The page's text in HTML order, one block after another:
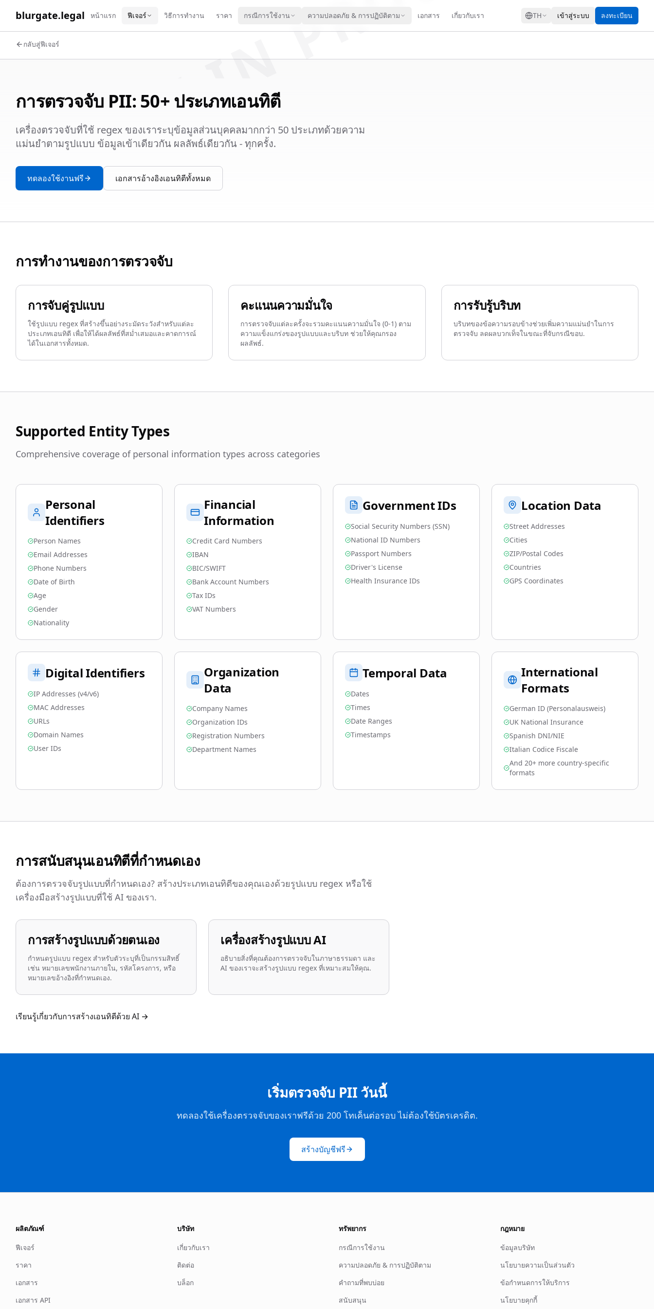
blurgate.legal หน้าแรก ฟีเจอร์ วิธีการทำงาน ราคา กรณีการใช้งาน ความปลอดภัย & การปฏิบัติตาม เอกสาร เกี่ยวกับเรา TH เข้าสู่ระบบ ลงทะเบียน
กลับสู่ฟีเจอร์
การตรวจจับ PII: 50+ ประเภทเอนทิตี
เครื่องตรวจจับที่ใช้ regex ของเราระบุข้อมูลส่วนบุคคลมากกว่า 50 ประเภทด้วยความ
แม่นยำตามรูปแบบ ข้อมูลเข้าเดียวกัน ผลลัพธ์เดียวกัน - ทุกครั้ง.
ทดลองใช้งานฟรี เอกสารอ้างอิงเอนทิตีทั้งหมด
การทำงานของการตรวจจับ
การจับคู่รูปแบบ
ใช้รูปแบบ regex ที่สร้างขึ้นอย่างระมัดระวังสำหรับแต่ละ
ประเภทเอนทิตี เพื่อให้ได้ผลลัพธ์ที่สม่ำเสมอและคาดการณ์
ได้ในเอกสารทั้งหมด.
คะแนนความมั่นใจ
การตรวจจับแต่ละครั้งจะรวมคะแนนความมั่นใจ (0-1) ตาม
ความแข็งแกร่งของรูปแบบและบริบท ช่วยให้คุณกรอง
ผลลัพธ์.
การรับรู้บริบท
บริบทของข้อความรอบข้างช่วยเพิ่มความแม่นยำในการ
ตรวจจับ ลดผลบวกเท็จในขณะที่จับกรณีขอบ.
Supported Entity Types
Comprehensive coverage of personal information types across categories
Personal
Identifiers
Person Names
Email Addresses
Phone Numbers
Date of Birth
Age
Gender
Nationality
Financial
Information
Credit Card Numbers
IBAN
BIC/SWIFT
Bank Account Numbers
Tax IDs
VAT Numbers
Government IDs
Social Security Numbers (SSN)
National ID Numbers
Passport Numbers
Driver's License
Health Insurance IDs
Location Data
Street Addresses
Cities
ZIP/Postal Codes
Countries
GPS Coordinates
Digital Identifiers
IP Addresses (v4/v6)
MAC Addresses
URLs
Domain Names
User IDs
Organization
Data
Company Names
Organization IDs
Registration Numbers
Department Names
Temporal Data
Dates
Times
Date Ranges
Timestamps
International
Formats
German ID (Personalausweis)
UK National Insurance
Spanish DNI/NIE
Italian Codice Fiscale
And 20+ more country-specific
formats
การสนับสนุนเอนทิตีที่กำหนดเอง
ต้องการตรวจจับรูปแบบที่กำหนดเอง? สร้างประเภทเอนทิตีของคุณเองด้วยรูปแบบ regex หรือใช้
เครื่องมือสร้างรูปแบบที่ใช้ AI ของเรา.
การสร้างรูปแบบด้วยตนเอง
กำหนดรูปแบบ regex สำหรับตัวระบุที่เป็นกรรมสิทธิ์
เช่น หมายเลขพนักงานภายใน, รหัสโครงการ, หรือ
หมายเลขอ้างอิงที่กำหนดเอง.
เครื่องสร้างรูปแบบ AI
อธิบายสิ่งที่คุณต้องการตรวจจับในภาษาธรรมดา และ
AI ของเราจะสร้างรูปแบบ regex ที่เหมาะสมให้คุณ.
เรียนรู้เกี่ยวกับการสร้างเอนทิตีด้วย AI →
เริ่มตรวจจับ PII วันนี้
ทดลองใช้เครื่องตรวจจับของเราฟรีด้วย 200 โทเค็นต่อรอบ ไม่ต้องใช้บัตรเครดิต.
สร้างบัญชีฟรี
ผลิตภัณฑ์
ฟีเจอร์
ราคา
เอกสาร
เอกสาร API
บริษัท
เกี่ยวกับเรา
ติดต่อ
บล็อก
ทรัพยากร
กรณีการใช้งาน
ความปลอดภัย & การปฏิบัติตาม
คำถามที่พบบ่อย
สนับสนุน
กฎหมาย
ข้อมูลบริษัท
นโยบายความเป็นส่วนตัว
ข้อกำหนดการให้บริการ
นโยบายคุกกี้